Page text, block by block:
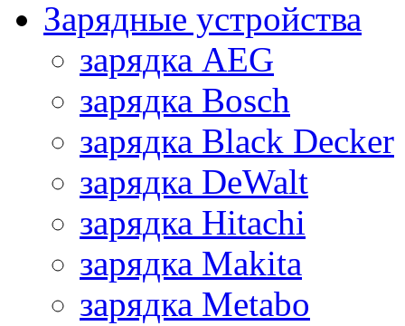
Зарядные устройства
зарядка AEG
зарядка Bosch
зарядка Black Decker
зарядка DeWalt
зарядка Hitachi
зарядка Makita
зарядка Metabo